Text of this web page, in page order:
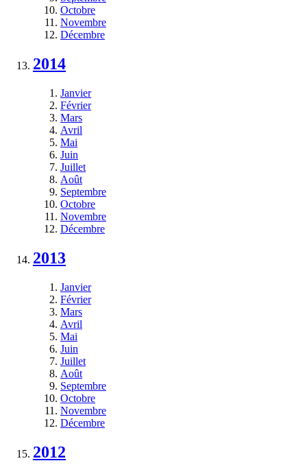
Octobre
Novembre
Décembre
2014
Janvier
Février
Mars
Avril
Mai
Juin
Juillet
Août
Septembre
Octobre
Novembre
Décembre
2013
Janvier
Février
Mars
Avril
Mai
Juin
Juillet
Août
Septembre
Octobre
Novembre
Décembre
2012